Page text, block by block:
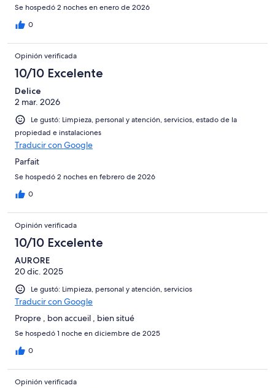
Se hospedó 2 noches en enero de 2026
0
Opinión verificada
10/10 Excelente
Delice
2 mar. 2026
Le gustó: Limpieza, personal y atención, servicios, estado de la
propiedad e instalaciones
Traducir con Google
Parfait
Se hospedó 2 noches en febrero de 2026
0
Opinión verificada
10/10 Excelente
AURORE
20 dic. 2025
Le gustó: Limpieza, personal y atención, servicios
Traducir con Google
Propre , bon accueil , bien situé
Se hospedó 1 noche en diciembre de 2025
0
Opinión verificada